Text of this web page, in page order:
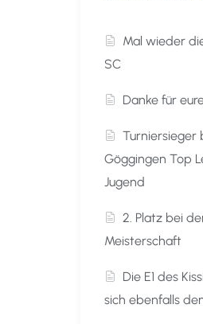
Mal wieder
SC
Danke für
Turniersieger
Göggingen Top
Jugend
2. Platz bei
Meisterschaft
Die E1 des
sich ebenfalls